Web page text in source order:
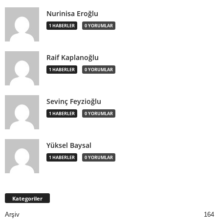
Nurinisa Eroğlu
1 HABERLER 0 YORUMLAR
Raif Kaplanoğlu
1 HABERLER 0 YORUMLAR
Sevinç Feyzioğlu
1 HABERLER 0 YORUMLAR
Yüksel Baysal
1 HABERLER 0 YORUMLAR
Kategoriler
Arşiv
164